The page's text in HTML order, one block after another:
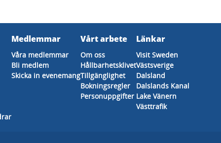
Medlemmar
Våra medlemmar
Bli medlem
Skicka in evenemang
Vårt arbete
Om oss
Hållbarhetsklivet
Tillgänglighet
Bokningsregler
Personuppgifter
Länkar
Visit Sweden
Västsverige
Dalsland
Dalslands Kanal
Lake Vänern
Västtrafik